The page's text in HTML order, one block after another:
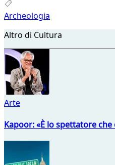
Archeologia
Altro di Cultura
Arte
Kapoor: «È lo spettatore che